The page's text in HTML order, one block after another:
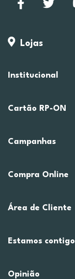
Lojas
Institucional
Cartão RP-ON
Campanhas
Compra Online
Área de Cliente
Estamos contigo
Opinião